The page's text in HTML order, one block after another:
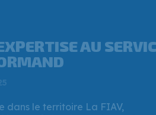
MÉRAND, CE
UNE
L’OUEST DE CAEN ?